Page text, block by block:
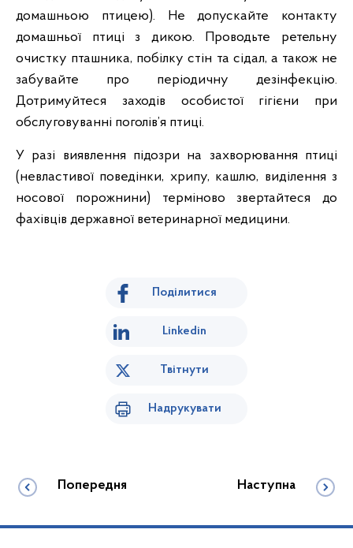
домашньою птицею). Не допускайте контакту
домашньої птиці з дикою. Проводьте ретельну
очистку пташника, побілку стін та сідал, а також не
забувайте про періодичну дезінфекцію.
Дотримуйтеся заходів особистої гігієни при
обслуговуванні поголів’я птиці.
У разі виявлення підозри на захворювання птиці
(невластивої поведінки, хрипу, кашлю, виділення з
носової порожнини) терміново звертайтеся до
фахівців державної ветеринарної медицини.
Поділитися
Linkedin
Твітнути
Надрукувати
Попередня Наступна